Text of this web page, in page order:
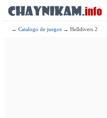
→Catalogo de juegos → Helldivers 2